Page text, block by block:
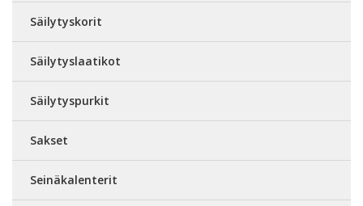
Säilytyskorit
Säilytyslaatikot
Säilytyspurkit
Sakset
Seinäkalenterit